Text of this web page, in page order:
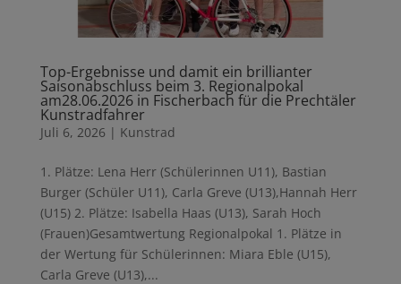
Top-Ergebnisse und damit ein brillianter
Saisonabschluss beim 3. Regionalpokal
am28.06.2026 in Fischerbach für die Prechtäler
Kunstradfahrer
Juli 6, 2026 | Kunstrad
1. Plätze: Lena Herr (Schülerinnen U11), Bastian
Burger (Schüler U11), Carla Greve (U13),Hannah Herr
(U15) 2. Plätze: Isabella Haas (U13), Sarah Hoch
(Frauen)Gesamtwertung Regionalpokal 1. Plätze in
der Wertung für Schülerinnen: Miara Eble (U15),
Carla Greve (U13),...